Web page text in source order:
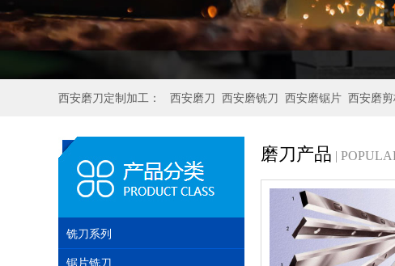
西安磨刀定制加工： 西安磨刀 西安磨铣刀 西安磨锯片 西安磨
铣刀系列
锯片铣刀
磨刀产品 |